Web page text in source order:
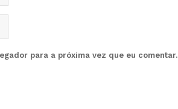
para a próxima vez que eu comentar.